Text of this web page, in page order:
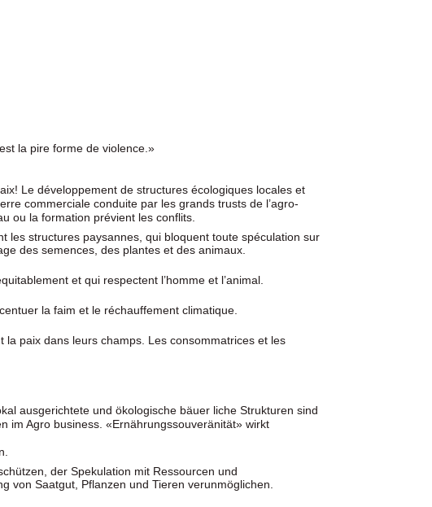
la pire forme de violence.»
Le développement de structures écologiques locales et
commerciale conduite par les grands trusts de l’agro-
ou la formation prévient les conflits.
les structures paysannes, qui bloquent toute spéculation sur
des semences, des plantes et des animaux.
et qui respectent l’homme et l’animal.
la faim et le réchauffement climatique.
paix dans leurs champs. Les consommatrices et les
ausgerichtete und ökologische bäuer liche Strukturen sind
im Agro business. «Ernährungssouveränität» wirkt
der Spekulation mit Ressourcen und
von Saatgut, Pflanzen und Tieren verunmöglichen.